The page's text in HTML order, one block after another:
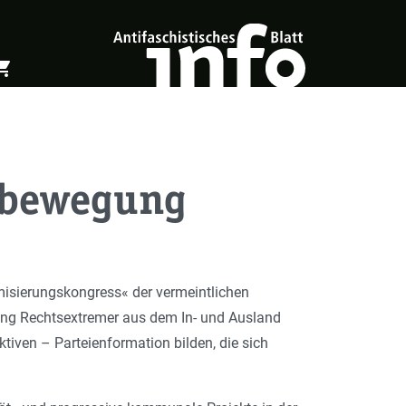
Warenkorb öffnen
der vermeintlichen
Rechtsextremer aus dem In- und Ausland
– Parteienformation bilden, die sich